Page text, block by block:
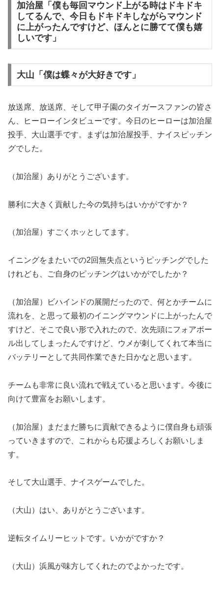
加治屋「僕も毎回マウンド上がる時はドキドキ
してるんで、今日もドキドキしながらマウンド
に上がったんですけど、ほんとに勝てて僕も嬉
しいです」
大山「僕は蝶々が大好きです」
放送席、放送席、そして甲子園のタイガースファンの皆さ
ん、ヒーローインタビューです。今日のヒーローは加治屋
投手、大山選手です。まずは加治屋投手、ナイスピッチン
グでした。
（加治屋）ありがとうございます。
勝利に大きく貢献した今の気持ちはいかがですか？
（加治屋）すごくホッとしてます。
イニングをまたいでの2回無失点というピッチングでした
けれども、ご自身のピッチングはいかがでしたか？
（加治屋）ビハインドの展開だったので、何とかチームに
流れを、と思って最初のイニングマウンドに上がったんで
すけど、そこで良い形で入れたので、次先頭にフォアボー
ル出してしまったんですけど、ウメが刺してくれて本当に
バッテリーとして共同作業できた日かなと思います。
チームも非常に良い流れで戦えていると思います。今後に
向けて豊富をお願いします。
（加治屋）まだまだ勝ちに貢献できるように僕自身も頑張
っていきますので、これからも応援よろしくお願いしま
す。
そして大山選手、ナイスゲームでした。
（大山）はい、ありがとうございます。
逆転タイムリーヒットです。いかがですか？
（大山）浜風が味方してくれたのでよかったです。